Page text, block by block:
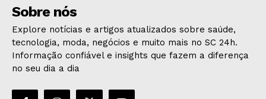
Sobre nós
Explore notícias e artigos atualizados sobre saúde,
tecnologia, moda, negócios e muito mais no SC 24h.
Informação confiável e insights que fazem a diferença
no seu dia a dia